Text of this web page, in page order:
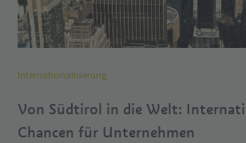
Internationalisierung
Von Südtirol in die Welt:
Chancen für Unternehmen